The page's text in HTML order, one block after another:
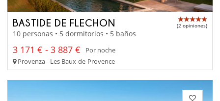
BASTIDE DE FLECHON (2 opiniones)
10 personas • 5 dormitorios • 5 baños
3 171 € - 3 887 €
Por noche
Provenza - Les Baux-de-Provence